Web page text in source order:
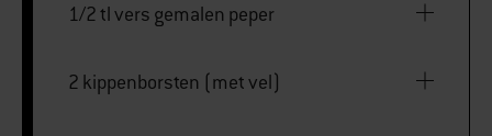
1/2 tl vers gemalen peper
2 kippenborsten (met vel)